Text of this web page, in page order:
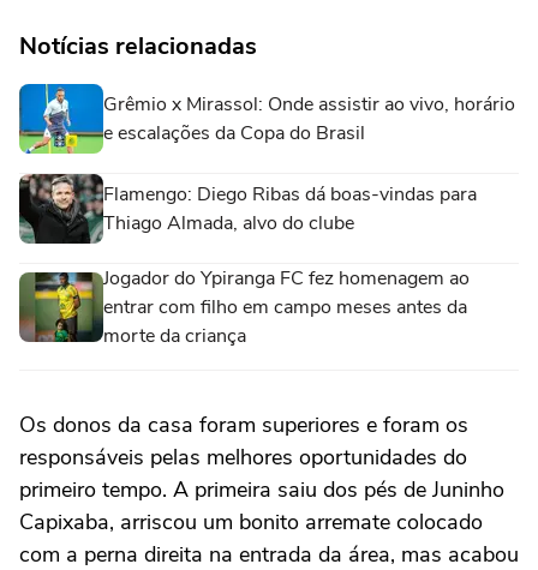
Notícias relacionadas
Grêmio x Mirassol: Onde assistir ao vivo, horário
e escalações da Copa do Brasil
Flamengo: Diego Ribas dá boas-vindas para
Thiago Almada, alvo do clube
Jogador do Ypiranga FC fez homenagem ao
entrar com filho em campo meses antes da
morte da criança
Os donos da casa foram superiores e foram os
responsáveis pelas melhores oportunidades do
primeiro tempo. A primeira saiu dos pés de Juninho
Capixaba, arriscou um bonito arremate colocado
com a perna direita na entrada da área, mas acabou